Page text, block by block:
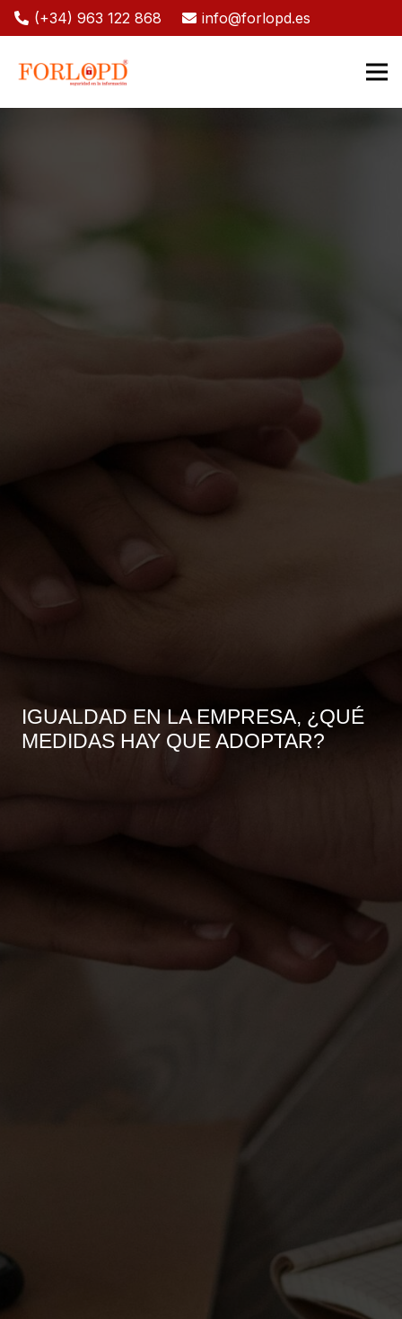
(+34) 963 122 868 info@forlopd.es
IGUALDAD EN LA EMPRESA, ¿QUÉ
MEDIDAS HAY QUE ADOPTAR?